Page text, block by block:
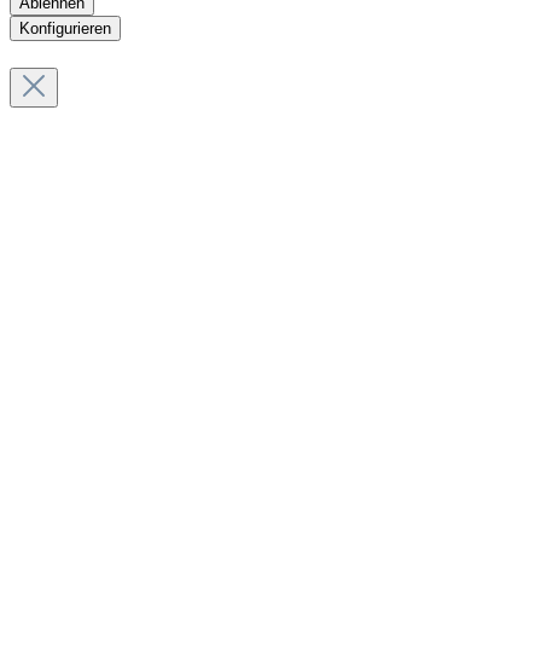
Konfigurieren